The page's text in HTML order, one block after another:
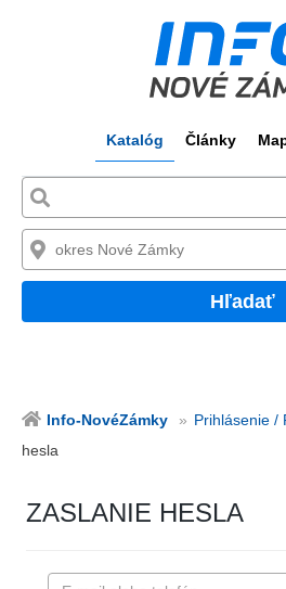
Katalóg Články
Hľadať
Info-NovéZámky Prihlásenie /
hesla
ZASLANIE HESLA